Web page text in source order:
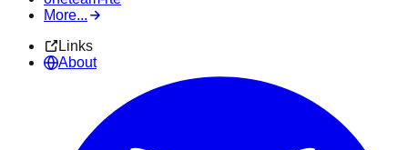
More...
Links
About